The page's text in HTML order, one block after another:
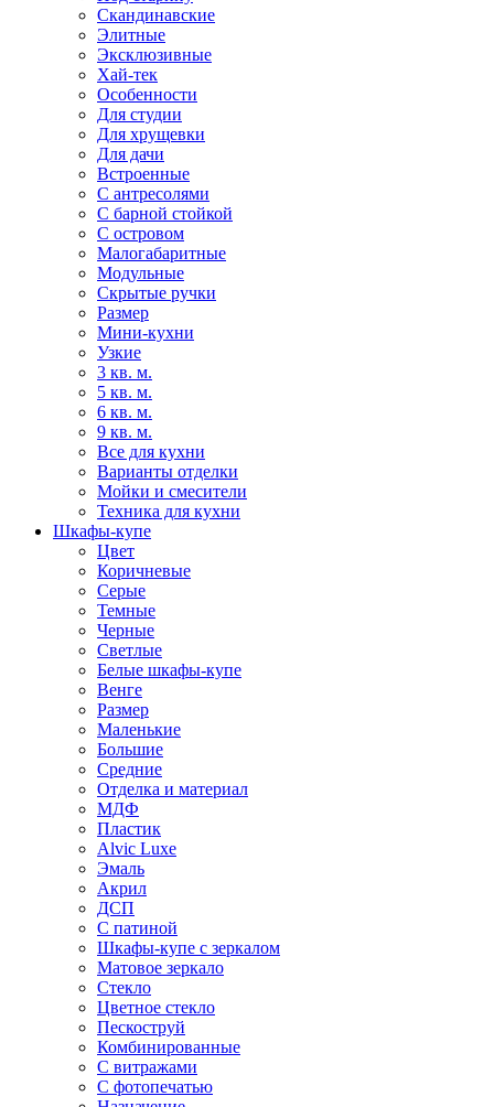
Скандинавские
Элитные
Эксклюзивные
Хай-тек
Особенности
Для студии
Для хрущевки
Для дачи
Встроенные
С антресолями
С барной стойкой
С островом
Малогабаритные
Модульные
Скрытые ручки
Размер
Мини-кухни
Узкие
3 кв. м.
5 кв. м.
6 кв. м.
9 кв. м.
Все для кухни
Варианты отделки
Мойки и смесители
Техника для кухни
Шкафы-купе
Цвет
Коричневые
Серые
Темные
Черные
Светлые
Белые шкафы-купе
Венге
Размер
Маленькие
Большие
Средние
Отделка и материал
МДФ
Пластик
Alvic Luxe
Эмаль
Акрил
ДСП
С патиной
Шкафы-купе с зеркалом
Матовое зеркало
Стекло
Цветное стекло
Пескоструй
Комбинированные
С витражами
С фотопечатью